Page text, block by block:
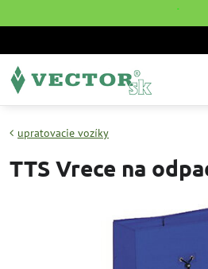
˙
upratovacie vozíky
TTS Vrece na